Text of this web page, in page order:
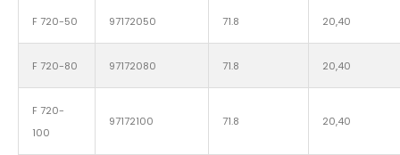
F 720-50 97172050 71.8 20,40
F 720-80 97172080 71.8 20,40
F 720-
100
97172100 71.8 20,40